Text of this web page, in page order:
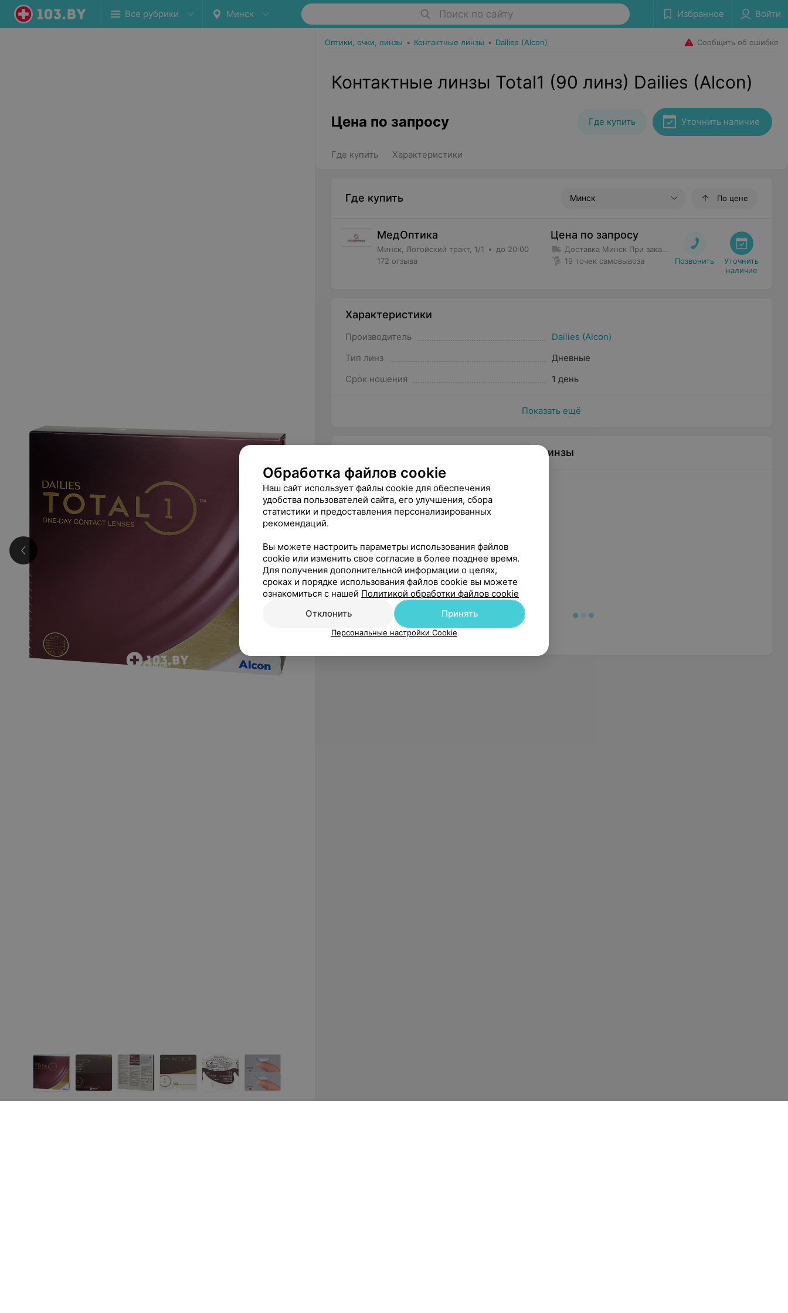
Все рубрики Минск Поиск по сайту Избранное Войти
Оптики, очки, линзы • Контактные линзы • Dailies (Alcon) Сообщить об ошибке
Контактные линзы Total1 (90 линз) Dailies (Alcon)
Цена по запросу Где купить Уточнить наличие
Где купить Характеристики
Где купить Минск По цене
МедОптика
Минск, Логойский тракт, 1/1
до 20:00
172 отзыва
Цена по запросу
Доставка Минск При заказе от 40 руб. до 100 руб. доставка 5,50 руб.
19 точек самовывоза
Позвонить
Уточнить
наличие
Характеристики
Производитель
Dailies (Alcon)
Тип линз
Дневные
Срок ношения
1 день
Показать ещё
Другие товары рубрики Контактные линзы
от 13 руб.
Контактные линзы
Johnson&Johnson Acuvue Oasys
with Hydraclear Plus (6 линз)
«Оптика Нова»
Обработка файлов cookie
Наш сайт использует файлы cookie для обеспечения
удобства пользователей сайта, его улучшения, сбора
статистики и предоставления персонализированных
рекомендаций.
Вы можете настроить параметры использования файлов
cookie или изменить свое согласие в более позднее время.
Для получения дополнительной информации о целях,
сроках и порядке использования файлов cookie вы можете
ознакомиться с нашей Политикой обработки файлов cookie
Отклонить
Принять
Персональные настройки Cookie